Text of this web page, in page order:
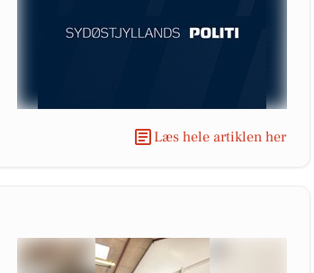
Læs hele artiklen her